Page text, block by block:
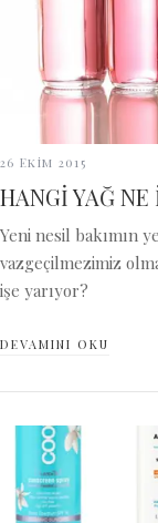
26 Ekim 2015
HANGİ YAĞ NE
Yeni nesil bakımın
vazgeçilmezimiz
işe yarıyor?
DEVAMINI OKU